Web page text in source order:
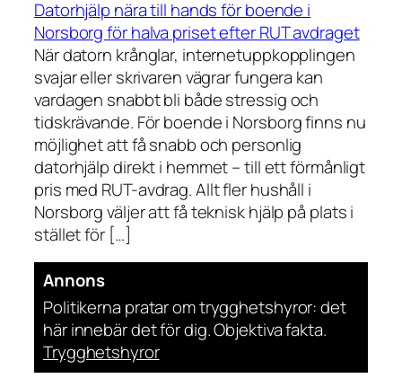
Datorhjälp nära till hands för boende i
Norsborg för halva priset efter RUT avdraget
När datorn krånglar, internetuppkopplingen
svajar eller skrivaren vägrar fungera kan
vardagen snabbt bli både stressig och
tidskrävande. För boende i Norsborg finns nu
möjlighet att få snabb och personlig
datorhjälp direkt i hemmet – till ett förmånligt
pris med RUT-avdrag. Allt fler hushåll i
Norsborg väljer att få teknisk hjälp på plats i
stället för […]
Annons
Politikerna pratar om trygghetshyror: det
här innebär det för dig. Objektiva fakta.
Trygghetshyror